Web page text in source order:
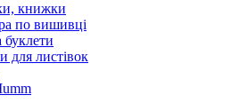
книжки
по вишивці
для листівок